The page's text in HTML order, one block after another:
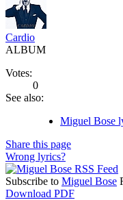
Cardio
ALBUM
Votes:
0
See also:
Miguel Bose
Share this page
Wrong lyrics?
Subscribe to Miguel Bose
Download PDF